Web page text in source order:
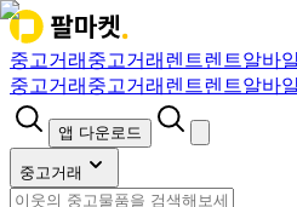
중고거래 중고거래 렌트렌트알바
중고거래 중고거래 렌트렌트알바
앱 다운로드
중고거래